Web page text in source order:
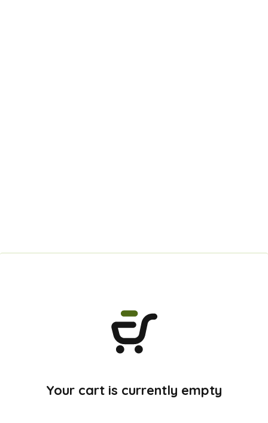
Your cart is currently empty